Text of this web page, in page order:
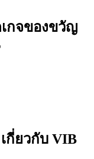
ข้อมูลการค้า ฯลฯ
กจของขวัญ
กี่ยวกับ VIB